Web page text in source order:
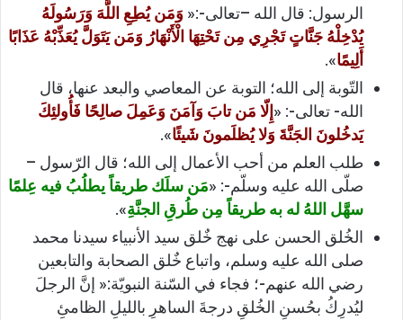
الرسول: قال الله –تعالى-:« وَمَن يُطِعِ اللَّهَ وَرَسُولَهُ
يُدْخِلْهُ جَنَّاتٍ تَجْرِي مِن تَحْتِهَا الْأَنْهَارُ وَمَن يَتَوَلَّ يُعَذِّبْهُ عَذَابًا
أَلِيمًا».
التّوبة إلى الله؛ التوبة عن المعاصي والبعد عنها، قال
الله- تعالى-: « إِلّا مَن تابَ وَآمَنَ وَعَمِلَ صالِحًا فَأُولئِكَ
يَدخُلونَ الجَنَّةَ وَلا يُظلَمونَ شَيئًا».
طلب العلم من أحب الأعمال إلى الله؛ قال الرّسول –
صلّى الله عليه وسلّم-: «مَن سلَك طريقاً يطلُبُ فيه عِلمًا
سهَّل اللهُ له به طريقاً مِن طُرقِ الجنَّةِ».
الخُلق الحسن على نهج خٌلق سيد الأنبياء سيدنا محمد
صلى الله عليه وسلم، واتباع خٌلق الصحابة والتابعين
رضي الله عنهم-؛ فجاء في السّنة النبويّة:« إنَّ الرجلَ
ليُدرِكُ بحُسنِ الخُلقِ درجةَ الساهرِ بالليلِ الظامئِ